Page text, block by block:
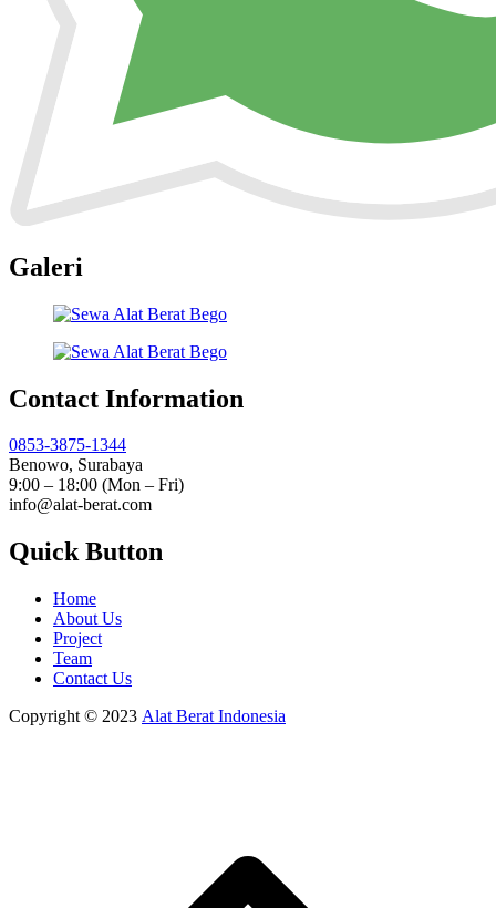
Galeri
Contact Information
0853-3875-1344
Benowo, Surabaya
9:00 – 18:00 (Mon – Fri)
info@alat-berat.com
Quick Button
Home
About Us
Project
Team
Contact Us
Copyright © 2023 Alat Berat Indonesia